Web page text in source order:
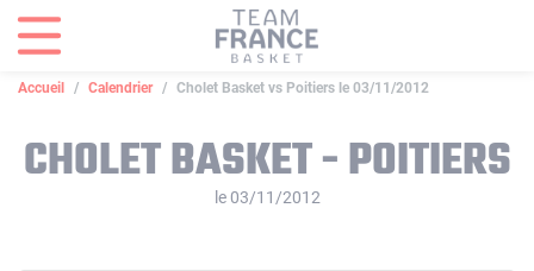
Accueil Calendrier Cholet Basket vs Poitiers le 03/11/2012
CHOLET BASKET - POITIERS
le 03/11/2012
Panneau de gestion des cookies